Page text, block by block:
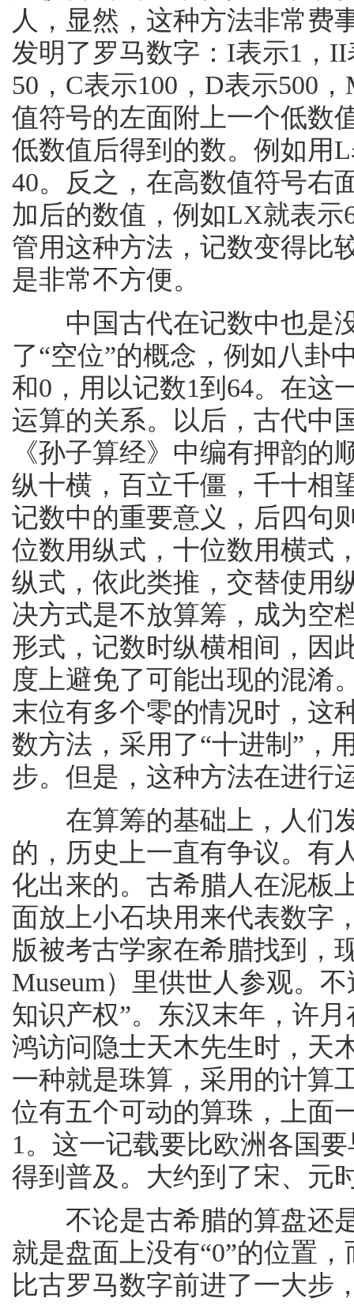
人，显然，这种方法非常费
发明了罗马数字：I表示1，
50，C表示100，D表示500
值符号的左面附上一个低数
低数值后得到的数。例如用
40。反之，在高数值符号右
加后的数值，例如LX就表示
管用这种方法，记数变得比
是非常不方便。
中国古代在记数中也是没
了“空位”的概念，例如八卦
和0，用以记数1到64。在这
运算的关系。以后，古代中
《孙子算经》中编有押韵
纵十横，百立千僵，千十相
记数中的重要意义，后四句
位数用纵式，十位数用横式
纵式，依此类推，交替使用
决方式是不放算筹，成为空
形式，记数时纵横相间，因
度上避免了可能出现的混淆
末位有多个零的情况时，这
数方法，采用了“十进制”，
步。但是，这种方法在进行
在算筹的基础上，人们发
的，历史上一直有争议。有
化出来的。古希腊人在泥板
面放上小石块用来代表数字
版被考古学家在希腊找到，
Museum）里供世人参观。
知识产权”。东汉末年，许
鸿访问隐士天木先生时，天
一种就是珠算，采用的计算
位有五个可动的算珠，上面
1。这一记载要比欧洲各国
得到普及。大约到了宋、元
不论是古希腊的算盘还是
就是盘面上没有“0”的位置
比古罗马数字前进了一大步